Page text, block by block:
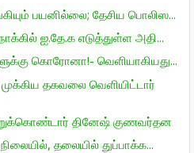
பயனில்லை; தேசிய பொலிஸ...
ஐ.தே.க எடுத்துள்ள அதி...
கொரோனா!- வெளியாகியது...
தகவலை வெளியிட்டார்
தினேஷ் குணவர்தன
தலையில் துப்பாக்க...